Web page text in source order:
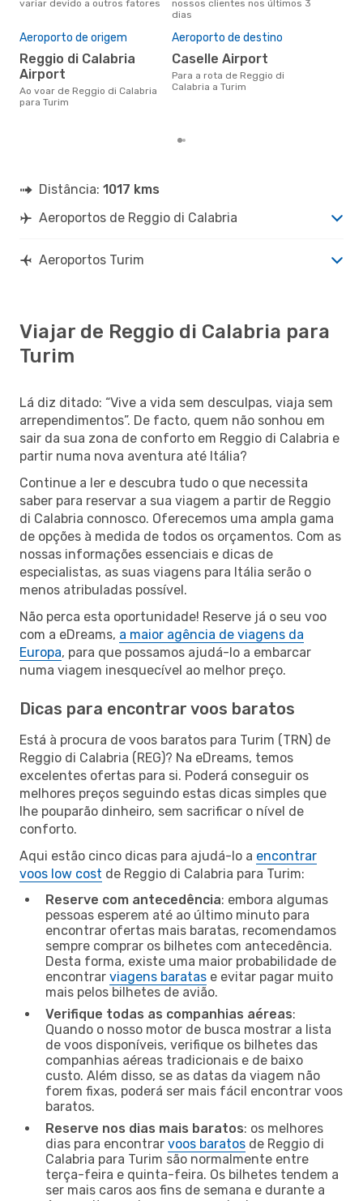
variar devido a outros fatores
nossos clientes nos últimos 3
dias
Aeroporto de origem
Reggio di Calabria
Airport
Ao voar de Reggio di Calabria
para Turim
Aeroporto de destino
Caselle Airport
Para a rota de Reggio di
Calabria a Turim
Distância: 1017 kms
Aeroportos de Reggio di Calabria
Aeroportos Turim
Viajar de Reggio di Calabria para
Turim
Lá diz ditado: “Vive a vida sem desculpas, viaja sem
arrependimentos”. De facto, quem não sonhou em
sair da sua zona de conforto em Reggio di Calabria e
partir numa nova aventura até Itália?
Continue a ler e descubra tudo o que necessita
saber para reservar a sua viagem a partir de Reggio
di Calabria connosco. Oferecemos uma ampla gama
de opções à medida de todos os orçamentos. Com as
nossas informações essenciais e dicas de
especialistas, as suas viagens para Itália serão o
menos atribuladas possível.
Não perca esta oportunidade! Reserve já o seu voo
com a eDreams, a maior agência de viagens da
Europa, para que possamos ajudá-lo a embarcar
numa viagem inesquecível ao melhor preço.
Dicas para encontrar voos baratos
Está à procura de voos baratos para Turim (TRN) de
Reggio di Calabria (REG)? Na eDreams, temos
excelentes ofertas para si. Poderá conseguir os
melhores preços seguindo estas dicas simples que
lhe pouparão dinheiro, sem sacrificar o nível de
conforto.
Aqui estão cinco dicas para ajudá-lo a encontrar
voos low cost de Reggio di Calabria para Turim:
Reserve com antecedência: embora algumas
pessoas esperem até ao último minuto para
encontrar ofertas mais baratas, recomendamos
sempre comprar os bilhetes com antecedência.
Desta forma, existe uma maior probabilidade de
encontrar viagens baratas e evitar pagar muito
mais pelos bilhetes de avião.
Verifique todas as companhias aéreas:
Quando o nosso motor de busca mostrar a lista
de voos disponíveis, verifique os bilhetes das
companhias aéreas tradicionais e de baixo
custo. Além disso, se as datas da viagem não
forem fixas, poderá ser mais fácil encontrar voos
baratos.
Reserve nos dias mais baratos: os melhores
dias para encontrar voos baratos de Reggio di
Calabria para Turim são normalmente entre
terça-feira e quinta-feira. Os bilhetes tendem a
ser mais caros aos fins de semana e durante a